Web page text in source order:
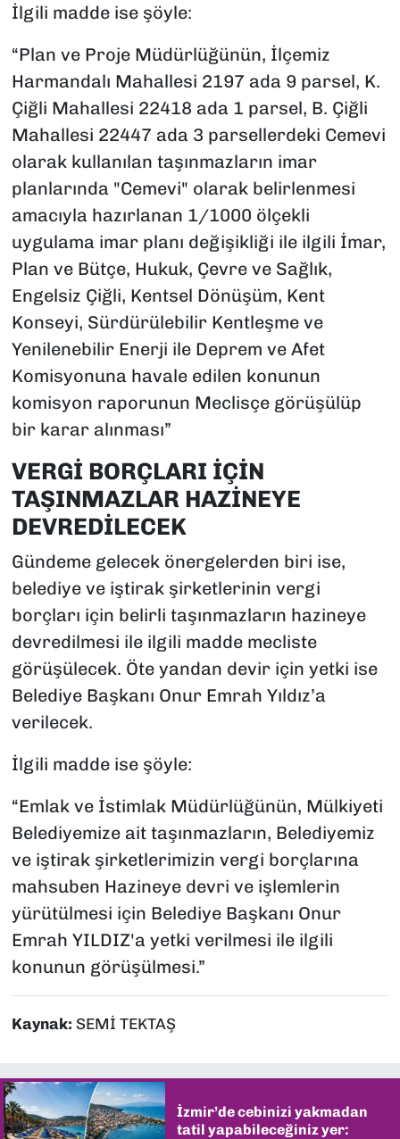
İlgili madde ise şöyle:
“Plan ve Proje Müdürlüğünün, İlçemiz
Harmandalı Mahallesi 2197 ada 9 parsel, K.
Çiğli Mahallesi 22418 ada 1 parsel, B. Çiğli
Mahallesi 22447 ada 3 parsellerdeki Cemevi
olarak kullanılan taşınmazların imar
planlarında "Cemevi" olarak belirlenmesi
amacıyla hazırlanan 1/1000 ölçekli
uygulama imar planı değişikliği ile ilgili İmar,
Plan ve Bütçe, Hukuk, Çevre ve Sağlık,
Engelsiz Çiğli, Kentsel Dönüşüm, Kent
Konseyi, Sürdürülebilir Kentleşme ve
Yenilenebilir Enerji ile Deprem ve Afet
Komisyonuna havale edilen konunun
komisyon raporunun Meclisçe görüşülüp
bir karar alınması”
VERGİ BORÇLARI İÇİN
TAŞINMAZLAR HAZİNEYE
DEVREDİLECEK
Gündeme gelecek önergelerden biri ise,
belediye ve iştirak şirketlerinin vergi
borçları için belirli taşınmazların hazineye
devredilmesi ile ilgili madde mecliste
görüşülecek. Öte yandan devir için yetki ise
Belediye Başkanı Onur Emrah Yıldız’a
verilecek.
İlgili madde ise şöyle:
“Emlak ve İstimlak Müdürlüğünün, Mülkiyeti
Belediyemize ait taşınmazların, Belediyemiz
ve iştirak şirketlerimizin vergi borçlarına
mahsuben Hazineye devri ve işlemlerin
yürütülmesi için Belediye Başkanı Onur
Emrah YILDIZ'a yetki verilmesi ile ilgili
konunun görüşülmesi.”
Kaynak: SEMİ TEKTAŞ
İzmir’de cebinizi yakmadan
tatil yapabileceğiniz yer: